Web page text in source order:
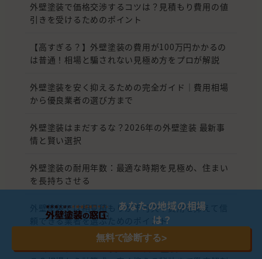
外壁塗装で価格交渉するコツは？見積もり費用の値
引きを受けるためのポイント
【高すぎる？】外壁塗装の費用が100万円かかるの
は普通！相場と騙されない見極め方をプロが解説
外壁塗装を安く抑えるための完全ガイド｜費用相場
から優良業者の選び方まで
外壁塗装はまだするな？2026年の外壁塗装 最新事
情と賢い選択
外壁塗装の耐用年数：最適な時期を見極め、住まい
を長持ちさせる
外壁塗装では相見積もりが不可欠！費用を抑えて信
頼できる業者を選ぶためのポイント
あなたの地域の相場
は？
無料で診断する>